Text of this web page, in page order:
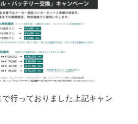
で行っておりました上記キャン